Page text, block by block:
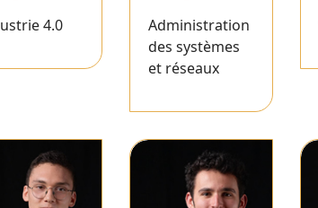
4.0
Administration
des systèmes
et réseaux